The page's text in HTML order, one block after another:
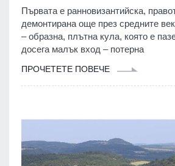
Първата е ранновизантийска,
демонтирана още през средните
– образна, плътна кула, която е
досега малък вход – потерна
ПРОЧЕТЕТЕ ПОВЕЧЕ